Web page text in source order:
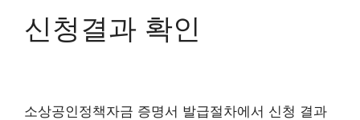
신청결과 확인
소상공인정책자금 증명서 발급절차에서 신청 결과